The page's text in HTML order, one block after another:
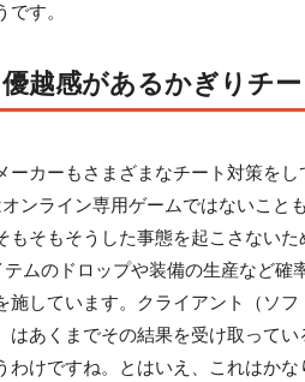
す。
越感があるかぎりチ
ーカーもさまざまなチート対策を
オンライン専用ゲームではないこ
もそもそうした事態を起こさない
テムのドロップや装備の生産など
施しています。クライアント（ソフ
はあくまでその結果を受け取って
けですね。とはいえ、これはかな